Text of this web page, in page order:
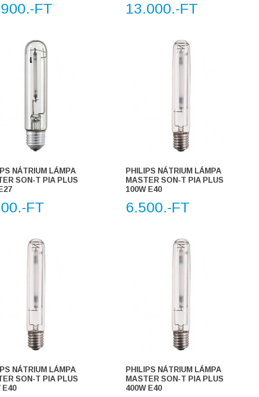
FT 13.000.-FT
NÁTRIUM LÁMPA
SON-T PIA PLUS
FT
PHILIPS NÁTRIUM LÁMPA
MASTER SON-T PIA PLUS
100W E40
6.500.-FT
NÁTRIUM LÁMPA
SON-T PIA PLUS
E40
PHILIPS NÁTRIUM LÁMPA
MASTER SON-T PIA PLUS
400W E40